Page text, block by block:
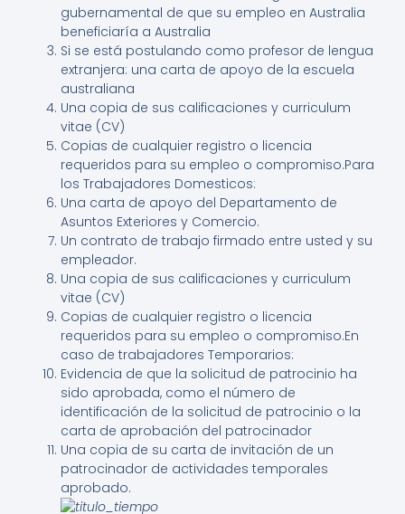
gubernamental de que su empleo en Australia
beneficiaría a Australia
Si se está postulando como profesor de lengua
extranjera: una carta de apoyo de la escuela
australiana
Una copia de sus calificaciones y curriculum
vitae (CV)
Copias de cualquier registro o licencia
requeridos para su empleo o compromiso.Para
los Trabajadores Domesticos:
Una carta de apoyo del Departamento de
Asuntos Exteriores y Comercio.
Un contrato de trabajo firmado entre usted y su
empleador.
Una copia de sus calificaciones y curriculum
vitae (CV)
Copias de cualquier registro o licencia
requeridos para su empleo o compromiso.En
caso de trabajadores Temporarios:
Evidencia de que la solicitud de patrocinio ha
sido aprobada, como el número de
identificación de la solicitud de patrocinio o la
carta de aprobación del patrocinador
Una copia de su carta de invitación de un
patrocinador de actividades temporales
aprobado.